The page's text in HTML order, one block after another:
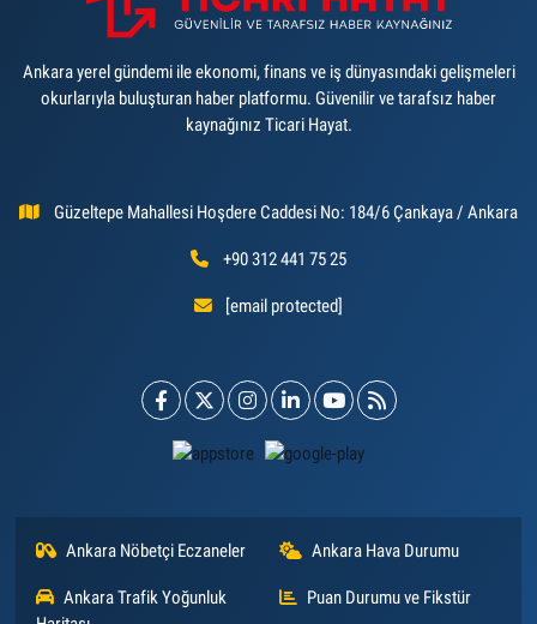
Ankara yerel gündemi ile ekonomi, finans ve iş dünyasındaki gelişmeleri
okurlarıyla buluşturan haber platformu. Güvenilir ve tarafsız haber
kaynağınız Ticari Hayat.
Güzeltepe Mahallesi Hoşdere Caddesi No: 184/6 Çankaya / Ankara
+90 312 441 75 25
[email protected]
Ankara Nöbetçi Eczaneler Ankara Hava Durumu
Ankara Trafik Yoğunluk
Puan Durumu ve Fikstür